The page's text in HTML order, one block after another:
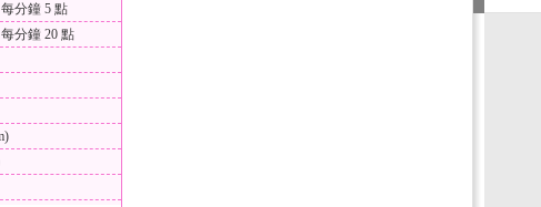
分鐘 5 點
分鐘 20 點